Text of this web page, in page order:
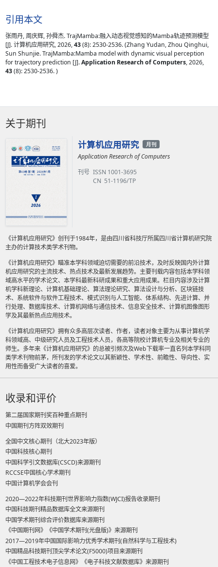
引用本文
张雨丹, 周庆辉, 孙舜杰. TrajMamba:融入动态视觉感知的Mamba轨迹预测模型
[J]. 计算机应用研究, 2026,43(8): 2530-2536. (Zhang Yudan, Zhou Qinghui,
Sun Shunjie. TrajMamba:Mamba model with dynamic visual perception
for trajectory prediction [J].Application Research of Computers, 2026,
43(8): 2530-2536. )
关于期刊
计算机应用研究 月刊
Application Research of Computers
刊号 ISSN 1001-3695
CN 51-1196/TP
《计算机应用研究》创刊于1984年，是由四川省科技厅所属四川省计算机研究院
主办的计算技术类学术刊物。
《计算机应用研究》瞄准本学科领域迫切需要的前沿技术，及时反映国内外计算
机应用研究的主流技术、热点技术及最新发展趋势。主要刊载内容包括本学科领
域高水平的学术论文、本学科最新科研成果和重大应用成果。栏目内容涉及计算
机学科新理论、计算机基础理论、算法理论研究、算法设计与分析、区块链技
术、系统软件与软件工程技术、模式识别与人工智能、体系结构、先进计算、并
行处理、数据库技术、计算机网络与通信技术、信息安全技术、计算机图像图形
学及其最新热点应用技术。
《计算机应用研究》拥有众多高层次读者、作者，读者对象主要为从事计算机学
科领域高、中级研究人员及工程技术人员，各高等院校计算机专业及相关专业的
师生。多年来《计算机应用研究》的总被引频次及Web下载率一直名列本学科同
类学术刊物前茅，所刊发的学术论文以其新颖性、学术性、前瞻性、导向性、实
用性而备受广大读者的喜爱。
收录和评价
第二届国家期刊奖百种重点期刊
中国期刊方阵双效期刊
全国中文核心期刊（北大2023年版）
中国科技核心期刊
中国科学引文数据库(CSCD)来源期刊
RCCSE中国核心学术期刊
中国计算机学会会刊
2020—2022年科技期刊世界影响力指数(WJCI)报告收录期刊
中国科技期刊精品数据库全文来源期刊
中国学术期刊综合评价数据库来源期刊
《中国期刊网》《中国学术期刊(光盘版)》来源期刊
2017—2019年中国国际影响力优秀学术期刊(自然科学与工程技术)
中国精品科技期刊顶尖学术论文(F5000)项目来源期刊
《中国工程技术电子信息网》《电子科技文献数据库》来源期刊